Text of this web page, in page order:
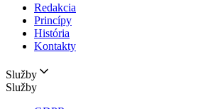
Redakcia
Princípy
História
Kontakty
Služby
Služby